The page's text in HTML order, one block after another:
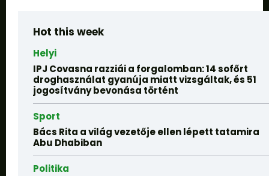
Hot this week
Helyi
IPJ Covasna razziái a forgalomban: 14 sofőrt
droghasználat gyanúja miatt vizsgáltak, és 51
jogosítvány bevonása történt
Sport
Bács Rita a világ vezetője ellen lépett tatamira
Abu Dhabiban
Politika